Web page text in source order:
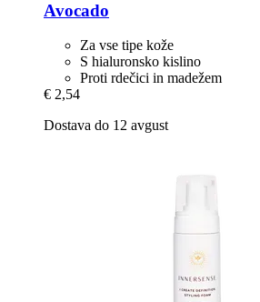
Avocado
Za vse tipe kože
S hialuronsko kislino
Proti rdečici in madežem
€ 2,54
Dostava do 12 avgust